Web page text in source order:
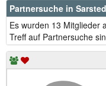
Partnersuche in
Es wurden 13 Mitglieder
Treff auf Partnersuche